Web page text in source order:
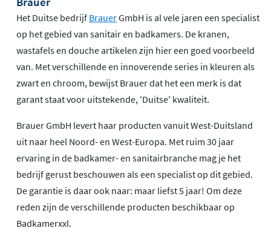
Het Duitse bedrijf BrauerGmbH is al vele jaren een specialist
op het gebied van sanitair en badkamers. De kranen,
wastafels en douche artikelen zijn hier een goed voorbeeld
van. Met verschillende en innoverende series in kleuren als
zwart en chroom, bewijst Brauer dat het een merk is dat
garant staat voor uitstekende, 'Duitse' kwaliteit.
Brauer GmbH levert haar producten vanuit West-Duitsland
uit naar heel Noord- en West-Europa. Met ruim 30 jaar
ervaring in de badkamer- en sanitairbranche mag je het
bedrijf gerust beschouwen als een specialist op dit gebied.
De garantie is daar ook naar: maar liefst 5 jaar! Om deze
reden zijn de verschillende producten beschikbaar op
Badkamerxxl.